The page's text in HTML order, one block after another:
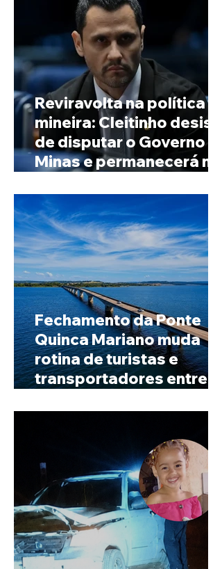
Reviravolta na política
mineira: Cleitinho desiste
de disputar o Governo de
Minas e permanecerá no
Fechamento da Ponte
Quinca Mariano muda
rotina de turistas e
transportadores entre